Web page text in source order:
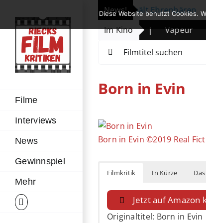
Inhalt
springen
Filme
Interviews
News
Gewinnspiel
Mehr
News!
Michelle Yeoh erhält Ehrenbären |
Im Kino
des Wüstenkindes | Vapeur | The
Born in Evin
Zeige
grösseres
Born in Evin ©2019 Real
Filmkritik In Kürze
Jetzt auf Amazon
Originaltitel: Born in Evin
Diese Website benutzt Cookies.